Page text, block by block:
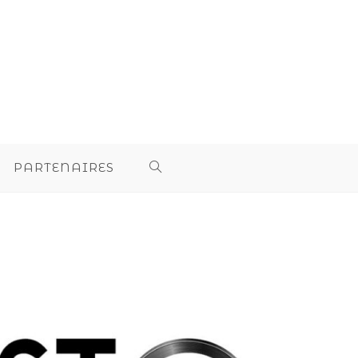
PARTENAIRES